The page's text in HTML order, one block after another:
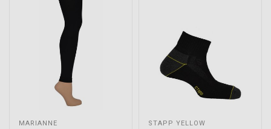
MARIANNE STAPP YELLOW